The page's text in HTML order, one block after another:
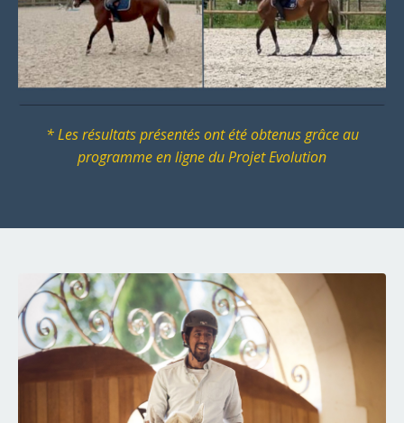
* Les résultats présentés ont été obtenus grâce au
programme en ligne du Projet Evolution